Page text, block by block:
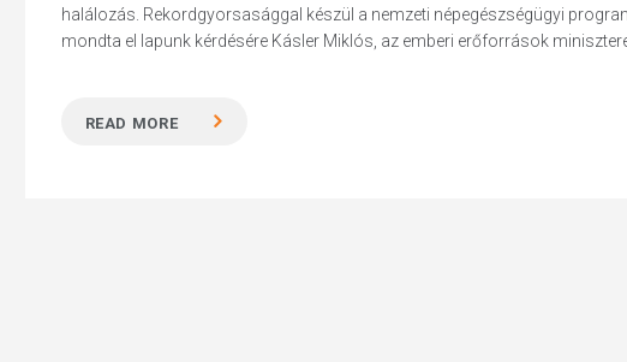
halálozás. Rekordgyorsasággal készül a nemzeti népegészségügyi
mondta el lapunk kérdésére Kásler Miklós, az emberi erőforrások
READ MORE